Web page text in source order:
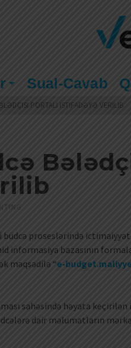
Sual-Cavab
PORTALI ISTIFADƏYƏ VERILIB
büdcə proseslərində
informasiya bazasının
məqsədilə “e-
sahəsində həyata
dair məlumatların